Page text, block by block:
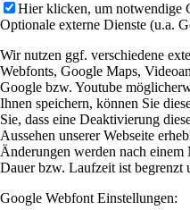
Hier klicken, um notwendige
Optionale externe Dienste (u.a.
Wir nutzen ggf. verschiedene
Webfonts, Google Maps,
Google bzw. Youtube
Ihnen speichern, können Sie
Sie, dass eine Deaktivierung
Aussehen unserer Webseite
Änderungen werden nach
Dauer bzw. Laufzeit ist begrenzt
Google Webfont Einstellungen: